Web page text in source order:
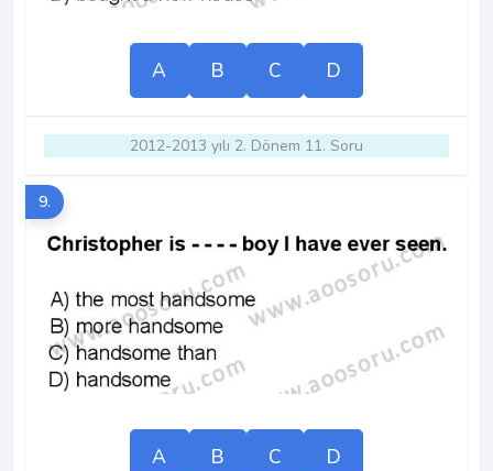
A B C D
2012-2013 yılı 2. Dönem 11. Soru
9.
A B C D